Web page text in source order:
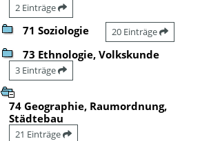
2 Einträge
71 Soziologie 20 Einträge
73 Ethnologie, Volkskunde
3 Einträge
74 Geographie, Raumordnung,
Städtebau
21 Einträge